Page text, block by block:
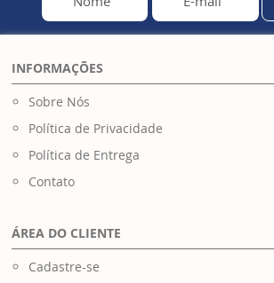
INFORMAÇÕES
Sobre Nós
Política de Privacidade
Política de Entrega
Contato
ÁREA DO CLIENTE
Cadastre-se